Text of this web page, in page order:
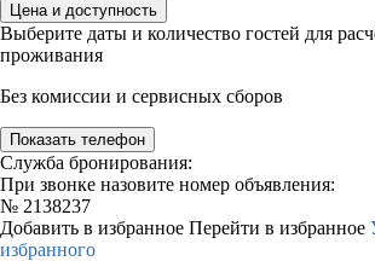
Цена и доступность
Выберите даты и количество гостей для
проживания
Без комиссии и сервисных сборов
Показать телефон
Служба бронирования:
При звонке назовите номер объявления:
№ 2138237
Добавить в избранное Перейти в избранное
избранного